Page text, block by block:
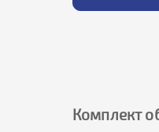
Комплект